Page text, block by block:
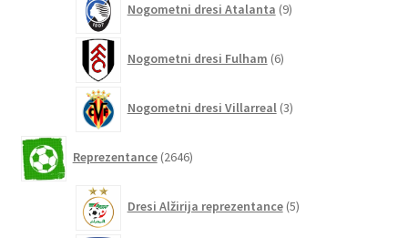
Nogometni dresi Atalanta 9izdelkov
Nogometni dresi Fulham 6izdelkov
Nogometni dresi Villarreal 3izdelki
Reprezentance 2646izdelkov
Dresi Alžirija reprezentance 5izdelkov